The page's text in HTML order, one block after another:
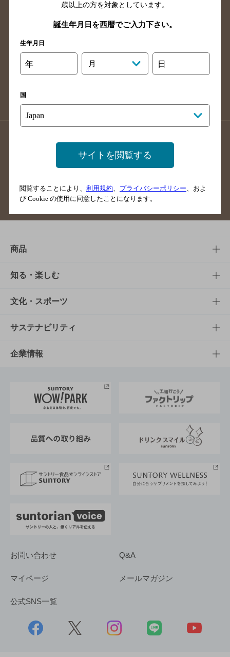
島根県のバー検索
徳島県のバー検索
香川県のバー検索
愛媛県のバー検索
長崎県のバー検索
佐賀県のバー検索
大分県のバー検索
熊本県のバー検索
掲載店舗様ログイン
サイトマップ ご意見・ご感想
商品
商品TOP
商品一覧
商品発売情報
栄養成分一覧
知る・楽しむ
知る・楽しむTOP
キャンペーン
工場見学
地域情報
文化・スポーツ
文化・スポーツTOP
サントリーホール
サントリーサンバーズ大阪
サステナビリティ
サステナビリティTOP
サントリーが考えるサステナビリティ経営
企業情報
企業概要
採用情報
お問い合わせ Q&A
マイページ メールマガジン
公式SNS一覧
歳以上の方を対象としています。
誕生年月日を西暦でご入力下さい。
生年月日
年 月 日
国
サイトを閲覧する
閲覧することにより、 利用規約、 プライバシーポリシー、およ
び Cookie の使用に同意したことになります。